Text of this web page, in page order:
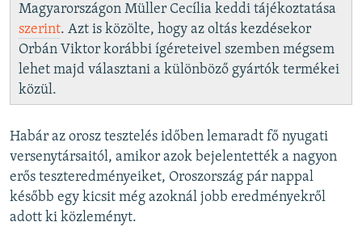
Magyarországon Müller Cecília keddi tájékoztatása
szerint. Azt is közölte, hogy az oltás kezdésekor
Orbán Viktor korábbi ígéreteivel szemben mégsem
lehet majd választani a különböző gyártók termékei
közül.
Habár az orosz tesztelés időben lemaradt fő nyugati
versenytársaitól, amikor azok bejelentették a nagyon
erős teszteredményeiket, Oroszország pár nappal
később egy kicsit még azoknál jobb eredményekről
adott ki közleményt.